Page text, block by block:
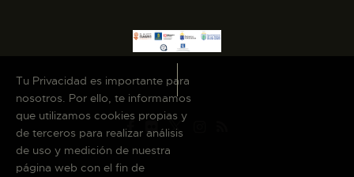
Tu Privacidad es importante para
nosotros. Por ello, te informamos
que utilizamos cookies propias y
de terceros para realizar análisis
de uso y medición de nuestra
página web con el fin de